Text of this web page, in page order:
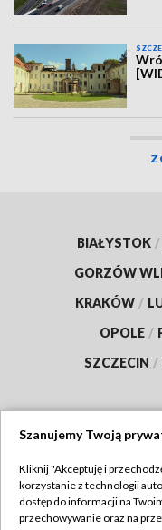
BIAŁYSTOK /
GORZÓW
KRAKÓW /
OPOLE /
SZCZECIN /
Abonament TVP
Szanujemy Twoją
Kliknij "Akceptuję i
korzystanie z technologii
dostęp do informacji na
przechowywanie oraz na